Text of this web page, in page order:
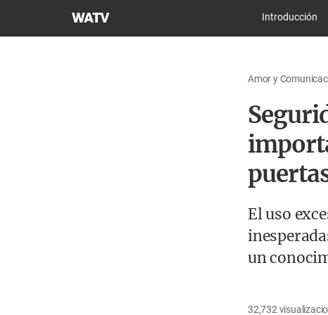
Iglesia
Introducción
Amor y
El uso
un
32,732